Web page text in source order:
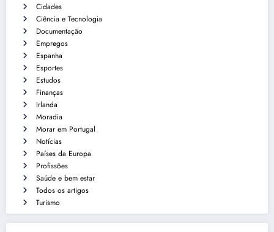
Cidades
Ciência e Tecnologia
Documentação
Empregos
Espanha
Esportes
Estudos
Finanças
Irlanda
Moradia
Morar em Portugal
Notícias
Países da Europa
Profissões
Saúde e bem estar
Todos os artigos
Turismo